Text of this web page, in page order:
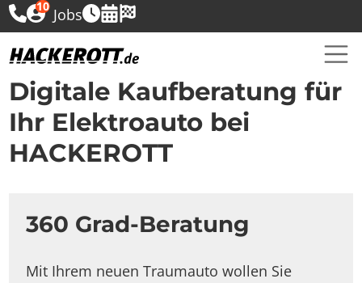
10 Jobs
Digitale Kaufberatung für
Ihr Elektroauto bei
HACKEROTT
360 Grad-Beratung
Mit Ihrem neuen Traumauto wollen Sie